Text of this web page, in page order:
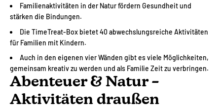
Familienaktivitäten in der Natur fördern Gesundheit und
stärken die Bindungen.
Die TimeTreat-Box bietet 40 abwechslungsreiche Aktivitäten
für Familien mit Kindern.
Auch in den eigenen vier Wänden gibt es viele Möglichkeiten,
gemeinsam kreativ zu werden und als Familie Zeit zu verbringen.
Abenteuer & Natur –
Aktivitäten draußen